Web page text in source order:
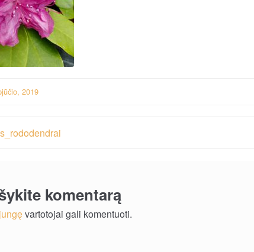
2019
komentarą
vartotojai gali komentuoti.